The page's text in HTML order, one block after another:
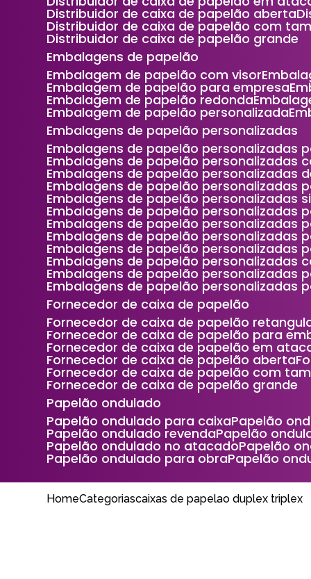
Distribuidor de caixa de papelão aberta
Distribuidor de caixa de papelão com
Distribuidor de caixa de papelão grande
Embalagens de papelão
Embalagem de papelão com visor
Embalagem de papelão para empresa
Embalagem de papelão redonda
Embalagem de papelão personalizada
Embalagens de papelão personalizadas
Embalagens de papelão personalizadas
Embalagens de papelão personalizadas
Embalagens de papelão personalizadas
Embalagens de papelão personalizadas
Embalagens de papelão personalizadas
Embalagens de papelão personalizadas
Embalagens de papelão personalizadas
Embalagens de papelão personalizadas
Embalagens de papelão personalizadas
Embalagens de papelão personalizadas
Embalagens de papelão personalizadas
Embalagens de papelão personalizadas
Fornecedor de caixa de papelão
Fornecedor de caixa de papelão
Fornecedor de caixa de papelão para
Fornecedor de caixa de papelão em
Fornecedor de caixa de papelão aberta
Fornecedor de caixa de papelão com
Fornecedor de caixa de papelão grande
Papelão ondulado
Papelão ondulado para caixa Papelão
Papelão ondulado revenda Papelão
Papelão ondulado no atacado Papelão
Papelão ondulado para obra Papelão
HomeCategoriascaixas de papelao duplex triplex